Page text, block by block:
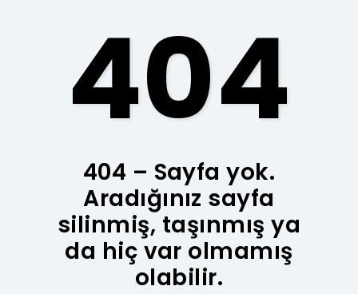
404
404 – Sayfa yok.
Aradığınız sayfa
silinmiş, taşınmış ya
da hiç var olmamış
olabilir.